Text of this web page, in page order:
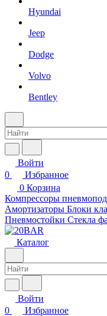
Hyundai
Jeep
Dodge
Volvo
Bentley
Войти
0
Избранное
0 Корзина
Компрессоры
Амортизаторы Блоки
Пневмостойки Стекла
Каталог
Войти
0
Избранное